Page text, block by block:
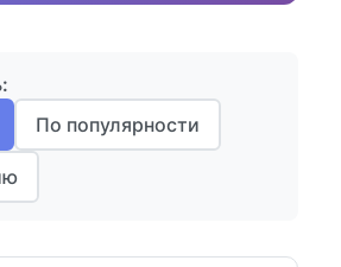
По популярности